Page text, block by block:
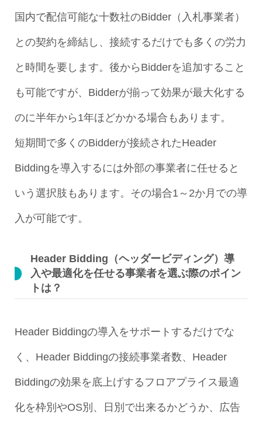
国内で配信可能な十数社のBidder（入札事業者）
との契約を締結し、接続するだけでも多くの労力
と時間を要します。後からBidderを追加すること
も可能ですが、Bidderが揃って効果が最大化する
のに半年から1年ほどかかる場合もあります。
短期間で多くのBidderが接続されたHeader
Biddingを導入するには外部の事業者に任せると
いう選択肢もあります。その場合1～2か月での導
入が可能です。
Header Bidding（ヘッダービディング）導
入や最適化を任せる事業者を選ぶ際のポイン
トは？
Header Biddingの導入をサポートするだけでな
く、Header Biddingの接続事業者数、Header
Biddingの効果を底上げするフロアプライス最適
化を枠別やOS別、日別で出来るかどうか、広告